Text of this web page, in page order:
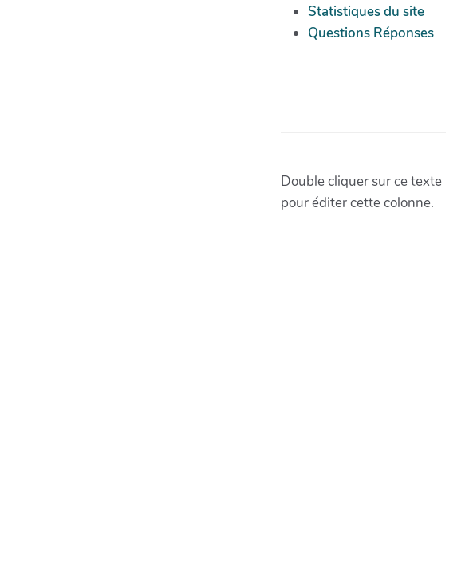
Statistiques du site
Questions Réponses
Double cliquer sur ce texte
pour éditer cette colonne.